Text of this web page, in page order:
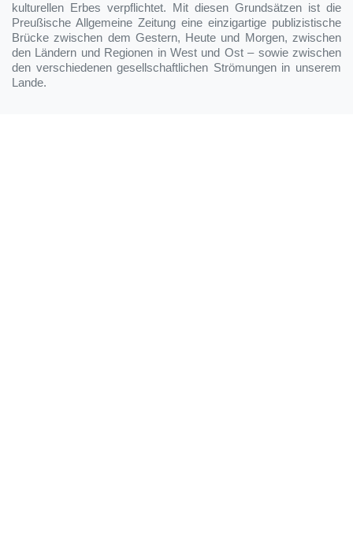
kulturellen Erbes verpflichtet. Mit diesen Grundsätzen ist die
Preußische Allgemeine Zeitung eine einzigartige publizistische
Brücke zwischen dem Gestern, Heute und Morgen, zwischen
den Ländern und Regionen in West und Ost – sowie zwischen
den verschiedenen gesellschaftlichen Strömungen in unserem
Lande.